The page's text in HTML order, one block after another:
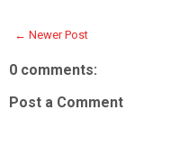
← Newer Post
0 comments:
Post a Comment